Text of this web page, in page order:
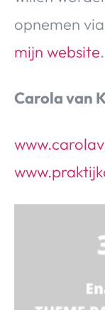
opnemen
mijn website.
Carola van